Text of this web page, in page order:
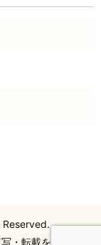
・転載を禁じま